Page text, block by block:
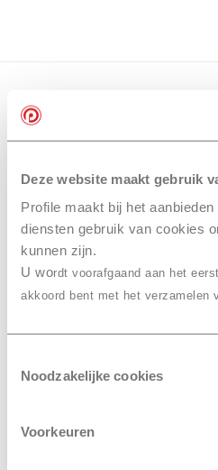
Deze website maakt gebruik
Profile maakt bij het
diensten gebruik van cookies
kunnen zijn.
U wordt voorafgaand aan het
akkoord bent met het verzamelen
Noodzakelijke cookies
Voorkeuren